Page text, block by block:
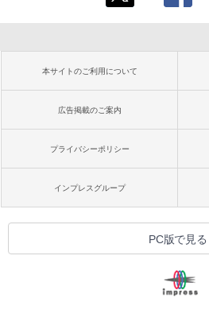
本サイトのご利用について
広告掲載のご案内
プライバシーポリシー
インプレスグループ
PC版で見る